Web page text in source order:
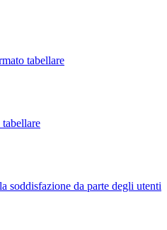
tabellare
soddisfazione da parte degli utenti